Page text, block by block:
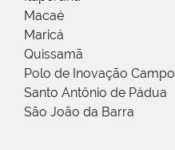
Macaé
Maricá
Quissamã
Polo de Inovação
Santo Antônio de Pádua
São João da Barra